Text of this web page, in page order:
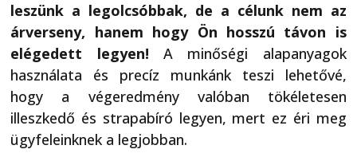
leszünk a legolcsóbbak, de a célunk nem az
árverseny, hanem hogy Ön hosszú távon is
elégedett legyen! A minőségi alapanyagok
használata és precíz munkánk teszi lehetővé,
hogy a végeredmény valóban tökéletesen
illeszkedő és strapabíró legyen, mert ez éri meg
ügyfeleinknek a legjobban.